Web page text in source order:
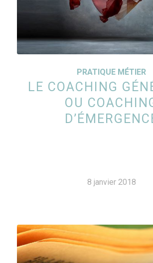
PRATIQUE MÉTIER
LE COACHING
OU
8 janvier 2018